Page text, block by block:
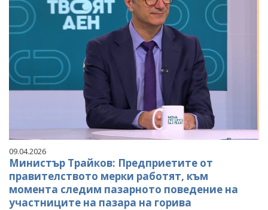
09.04.2026
Министър Трайков: Предприетите от
правителството мерки работят, към
момента следим пазарното поведение на
участниците на пазара на горива